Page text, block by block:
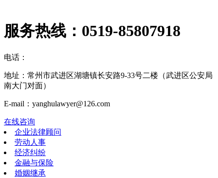
服务热线： 0519-85807918
电话：
地址：常州市武进区湖塘镇长安路9-33号二楼（武进区公安局
南大门对面）
E-mail：yanghulawyer@126.com
在线咨询
企业法律顾问
劳动人事
经济纠纷
金融与保险
婚姻继承